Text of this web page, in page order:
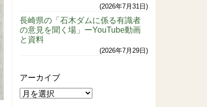
2026年7月31日
長崎県の「石木ダムに係る有識者
の意見を聞く場」ーYouTube動画
と資料
2026年7月29日
アーカイブ